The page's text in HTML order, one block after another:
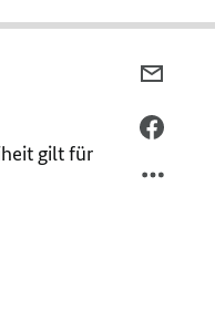
gilt für